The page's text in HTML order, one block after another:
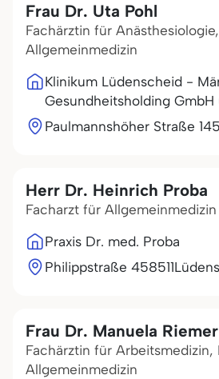
Frau Dr. Uta Pohl
Fachärztin für
Allgemeinmedizin
Klinikum Lüdenscheid -
Gesundheitsholding GmbH
Paulmannshöher Straße 14
Herr Dr. Heinrich Proba
Facharzt für Allgemeinmedizin
Praxis Dr. med. Proba
Philippstraße 458511
Frau Dr. Manuela Riemer
Fachärztin für Arbeitsmedizin,
Allgemeinmedizin